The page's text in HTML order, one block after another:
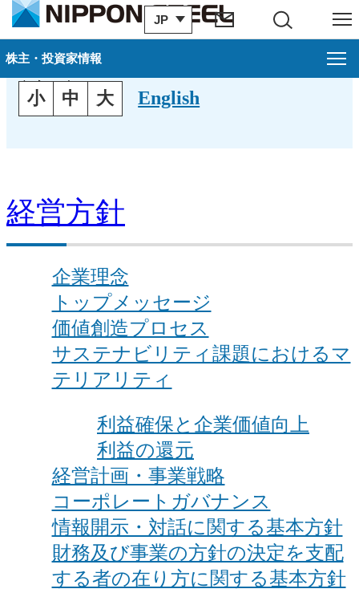
JP
サイト内検索 メニュー
株主・投資家情報
IRサイトマップ
文字の大きさ
小 中 大 English
経営方針
企業理念
トップメッセージ
価値創造プロセス
サステナビリティ課題におけるマ
テリアリティ
利益確保と企業価値向上
利益の還元
経営計画・事業戦略
コーポレートガバナンス
情報開示・対話に関する基本方針
財務及び事業の方針の決定を支配
する者の在り方に関する基本方針